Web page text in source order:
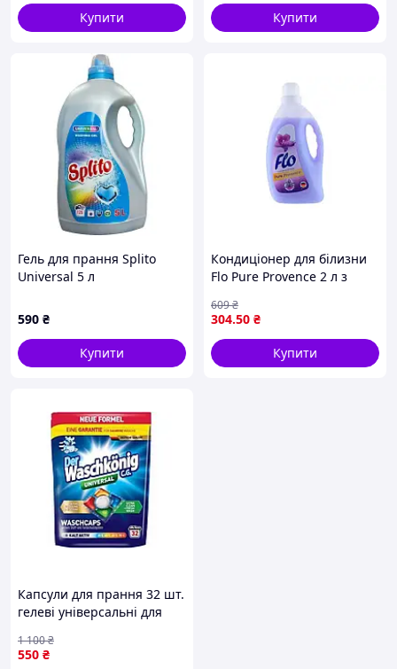
Купити
Купити
Гель для прання Splito
Universal 5 л
590 ₴
Купити
Кондиціонер для білизни
Flo Pure Provence 2 л з
для м'якості та свіжості
тканин
304.50 ₴
609₴
Купити
Капсули для прання 32 шт.
гелеві універсальні для
кольору тканини
550 ₴
1 100₴